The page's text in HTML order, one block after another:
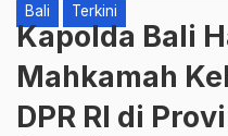
Bali Terkini
Kapolda Bali
Mahkamah
DPR RI di